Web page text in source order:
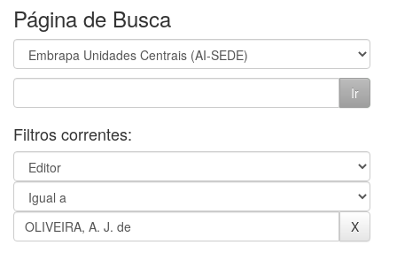
Página de Busca
Filtros correntes: